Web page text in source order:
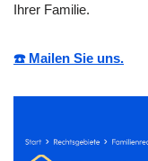
Ihrer Familie.
☎️ Mailen Sie uns.